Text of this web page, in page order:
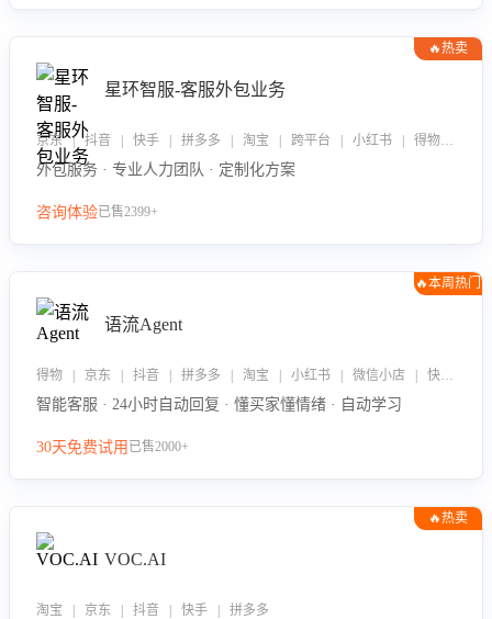
🔥热卖
星环智服-客服外包业务
京东 | 抖音 | 快手 | 拼多多 | 淘宝 | 跨平台 | 小红书 | 得物 | 企业微信
外包服务 · 专业人力团队 · 定制化方案
咨询体验已售2399+
🔥本周热门
语流Agent
得物 | 京东 | 抖音 | 拼多多 | 淘宝 | 小红书 | 微信小店 | 快手 | 唯品会
智能客服 · 24小时自动回复 · 懂买家懂情绪 · 自动学习
30天免费试用 已售2000+
🔥热卖
VOC.AI
淘宝 | 京东 | 抖音 | 快手 | 拼多多